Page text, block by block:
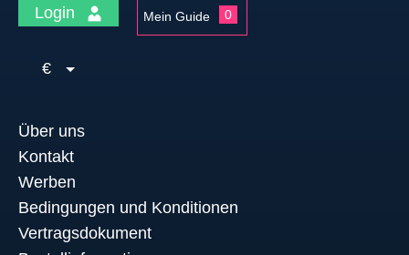
Login Mein Guide 0
€
Über uns
Kontakt
Werben
Bedingungen und Konditionen
Vertragsdokument